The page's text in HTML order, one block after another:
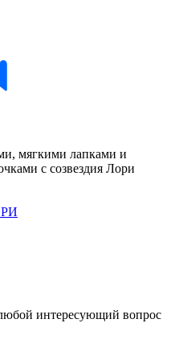
мягкими лапками и
с созвездия Лори
интересующий вопрос